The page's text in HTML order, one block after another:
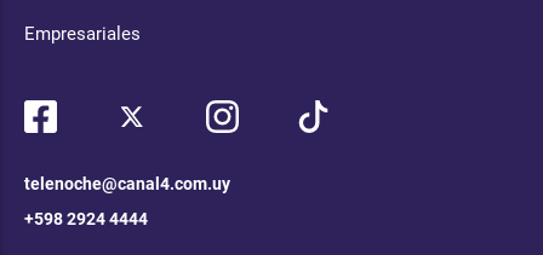
Empresariales
telenoche@canal4.com.uy
+598 2924 4444